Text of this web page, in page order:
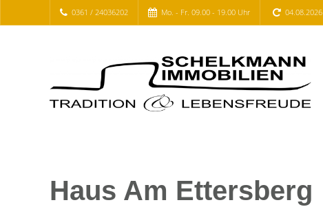
0361 / 24036202 Mo. - Fr. 09.00 - 19.00 Uhr 04.08.2026
Haus Am Ettersberg